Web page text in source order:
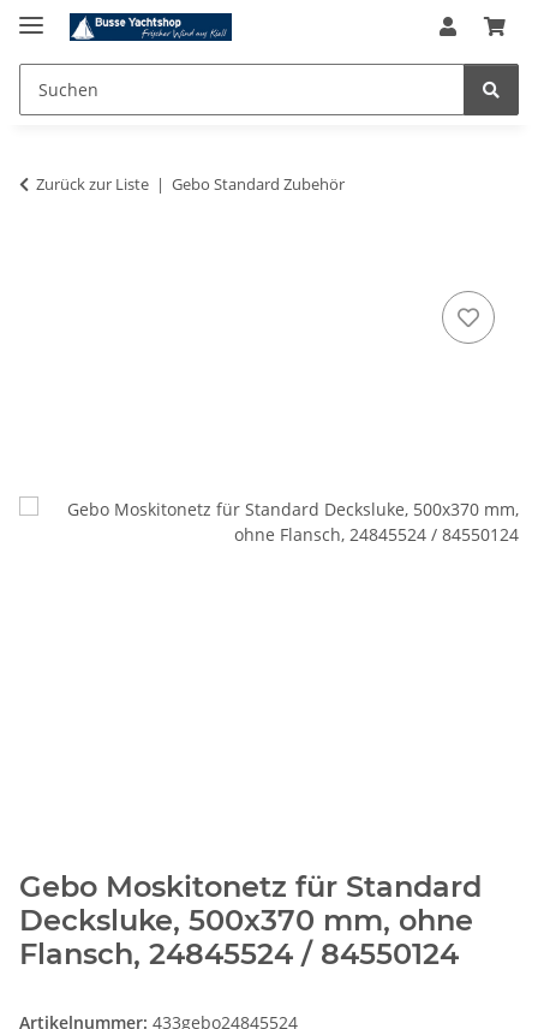
Zurück zur Liste Gebo Standard Zubehör
Gebo Moskitonetz für Standard
Decksluke, 500x370 mm, ohne
Flansch, 24845524 / 84550124
Artikelnummer: 433gebo24845524